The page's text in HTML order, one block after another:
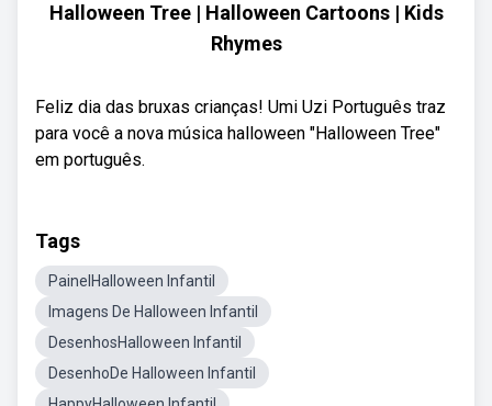
Halloween Tree | Halloween Cartoons | Kids
Rhymes
Feliz dia das bruxas crianças! Umi Uzi Português traz
para você a nova música halloween "Halloween Tree"
em português.
Tags
PainelHalloween Infantil
Imagens De Halloween Infantil
DesenhosHalloween Infantil
DesenhoDe Halloween Infantil